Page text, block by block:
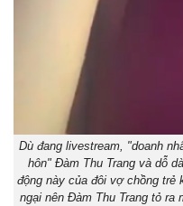
Dù đang livestream, "doanh
hôn" Đàm Thu Trang và dỗ
động này của đôi vợ chồng trẻ
ngại nên Đàm Thu Trang tỏ ra